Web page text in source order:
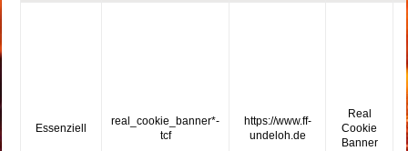
Essenziell
real_cookie_banner*-
tcf
https://www.ff-
undeloh.de
Real
Cookie
Banner